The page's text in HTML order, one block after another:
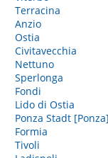
Terracina
Anzio
Ostia
Civitavecchia
Nettuno
Sperlonga
Fondi
Lido di Ostia
Ponza Stadt [Ponza]
Formia
Tivoli